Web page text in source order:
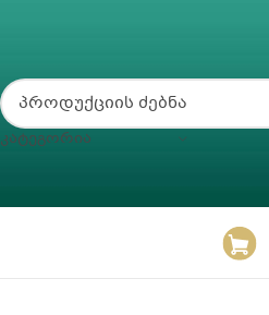
ᲙᲐᲢᲔᲒᲝᲠᲘᲐ